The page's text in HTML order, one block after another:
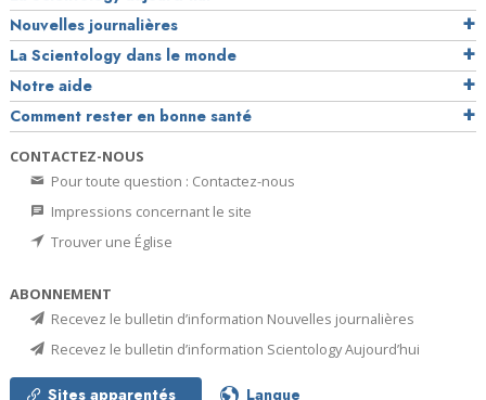
Nouvelles journalières
La Scientology dans le monde
Notre aide
Comment rester en bonne santé
CONTACTEZ-NOUS
Pour toute question : Contactez-nous
Impressions concernant le site
Trouver une Église
ABONNEMENT
Recevez le bulletin d’information Nouvelles journalières
Recevez le bulletin d’information Scientology Aujourd’hui
Sites apparentés Langue